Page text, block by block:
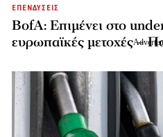
ΕΠΕΝΔΥΣΕΙΣ
BofA: Επιμένει στο
ευρωπαϊκές μετοχές –